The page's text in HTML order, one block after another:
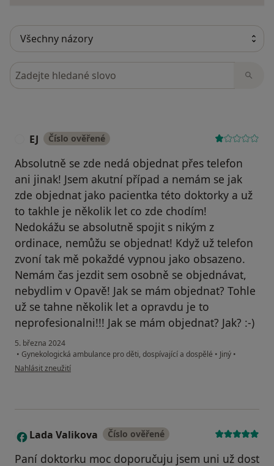
Hledejte v názorech
EJ Číslo ověřené
Absolutně se zde nedá objednat přes telefon
ani jinak! Jsem akutní případ a nemám se jak
zde objednat jako pacientka této doktorky a už
to takhle je několik let co zde chodím!
Nedokážu se absolutně spojit s nikým z
ordinace, nemůžu se objednat! Když už telefon
zvoní tak mě pokaždé vypnou jako obsazeno.
Nemám čas jezdit sem osobně se objednávat,
nebydlim v Opavě! Jak se mám objednat? Tohle
už se tahne několik let a opravdu je to
neprofesionalni!!! Jak se mám objednat? Jak? :-)
5. března 2024
• Gynekologická ambulance pro děti, dospívající a dospělé • Jiný •
podle názoru uživatele EJ
Nahlásit zneužití
L Lada Valikova Číslo ověřené
Paní doktorku moc doporučuju jsem uni už dost